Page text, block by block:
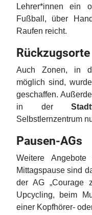
Lehrer*innen ein
Fußball, über
Raufen reicht.
Rückzugsorte
Auch Zonen, in
möglich sind,
geschaffen.
in der
Selbstlernzentrum
Pausen-AGs
Weitere
Mittagspause sind
der AG „Courage
Upcycling, beim
einer Kopfhörer-